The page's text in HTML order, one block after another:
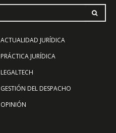
ACTUALIDAD JURÍDICA
PRÁCTICA JURÍDICA
LEGALTECH
GESTIÓN DEL DESPACHO
OPINIÓN